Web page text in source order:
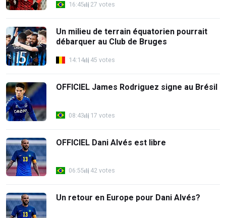
16:45 27 votes
Un milieu de terrain équatorien pourrait
débarquer au Club de Bruges
14:14 45 votes
OFFICIEL James Rodriguez signe au Brésil
08:43 17 votes
OFFICIEL Dani Alvés est libre
06:55 42 votes
Un retour en Europe pour Dani Alvés?